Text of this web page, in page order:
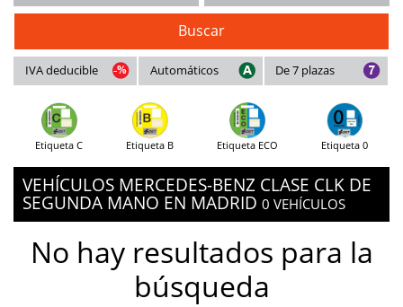
Buscar
IVA deducible Automáticos De 7 plazas
Etiqueta C Etiqueta B Etiqueta ECO Etiqueta 0
VEHÍCULOS MERCEDES-BENZ CLASE CLK DE
SEGUNDA MANO EN MADRID 0 VEHÍCULOS
No hay resultados para la
búsqueda